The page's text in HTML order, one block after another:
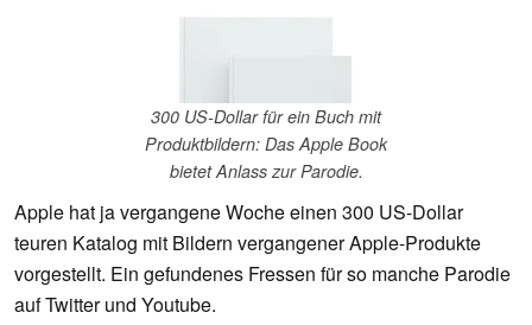
300 US-Dollar für ein Buch mit
Produktbildern: Das Apple Book
bietet Anlass zur Parodie.
Apple hat ja vergangene Woche einen 300 US-Dollar
teuren Katalog mit Bildern vergangener Apple-Produkte
vorgestellt. Ein gefundenes Fressen für so manche Parodie
auf Twitter und Youtube.